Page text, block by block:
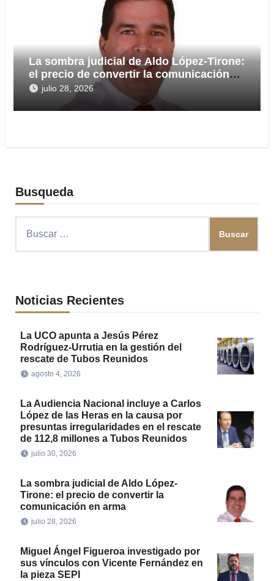
La sombra judicial de Aldo López-Tirone:
el precio de convertir la comunicación
en arma
julio 28, 2026
Busqueda
Noticias Recientes
La UCO apunta a Jesús Pérez
Rodríguez-Urrutia en la gestión del
rescate de Tubos Reunidos
agosto 4, 2026
La Audiencia Nacional incluye a Carlos
López de las Heras en la causa por
presuntas irregularidades en el rescate
de 112,8 millones a Tubos Reunidos
julio 30, 2026
La sombra judicial de Aldo López-
Tirone: el precio de convertir la
comunicación en arma
julio 28, 2026
Miguel Ángel Figueroa investigado por
sus vínculos con Vicente Fernández en
la pieza SEPI